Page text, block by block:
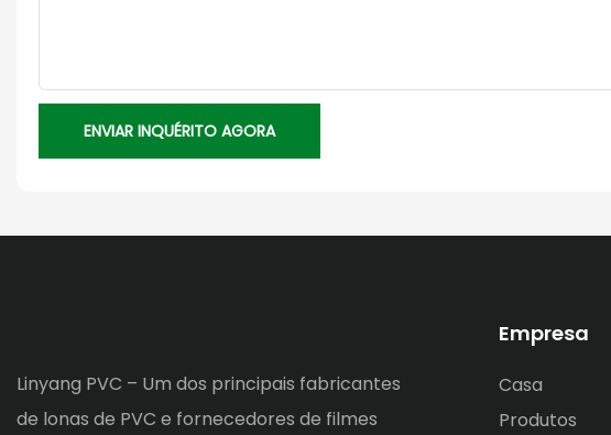
ENVIAR INQUÉRITO AGORA
Linyang PVC – Um dos principais fabricantes
de lonas de PVC e fornecedores de filmes
Empresa
Casa
Produtos